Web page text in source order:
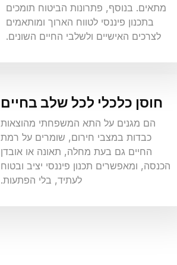
מתאים. בנוסף, פתרונות הביטוח תומכים
בתכנון פיננסי לטווח הארוך ומותאמים
לצרכים האישיים ולשלבי החיים השונים.
חוסן כלכלי לכל שלב בחיים
הם מגנים על התא המשפחתי מהוצאות
כבדות במצבי חירום, שומרים על רמת
החיים גם בעת מחלה, תאונה או אובדן
הכנסה, ומאפשרים תכנון פיננסי יציב ובטוח
לעתיד, בלי הפתעות.